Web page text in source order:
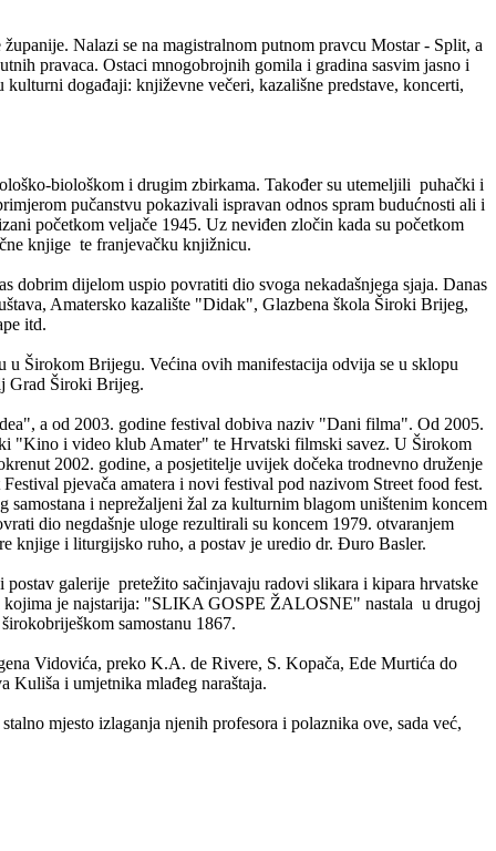
Nalazi se na magistralnom putnom pravcu Mostar - Split, a
pravaca. Ostaci mnogobrojnih gomila i gradina sasvim jasno i
događaji: književne večeri, kazališne predstave, koncerti,
biološkom i drugim zbirkama. Također su utemeljili puhački i
pučanstvu pokazivali ispravan odnos spram budućnosti ali i
početkom veljače 1945. Uz neviđen zločin kada su početkom
knjige te franjevačku knjižnicu.
dijelom uspio povratiti dio svoga nekadašnjega sjaja. Danas
Amatersko kazalište "Didak", Glazbena škola Široki Brijeg,
itd.
Širokom Brijegu. Većina ovih manifestacija odvija se u sklopu
Grad Široki Brijeg.
a od 2003. godine festival dobiva naziv "Dani filma". Od 2005.
"Kino i video klub Amater" te Hrvatski filmski savez. U Širokom
2002. godine, a posjetitelje uvijek dočeka trodnevno druženje
pjevača amatera i novi festival pod nazivom Street food fest.
i neprežaljeni žal za kulturnim blagom uništenim koncem
dio negdašnje uloge rezultirali su koncem 1979. otvaranjem
knjige i liturgijsko ruho, a postav je uredio dr. Đuro Basler.
galerije pretežito sačinjavaju radovi slikara i kipara hrvatske
kojima je najstarija: "SLIKA GOSPE ŽALOSNE" nastala u drugoj
samostanu 1867.
Vidovića, preko K.A. de Rivere, S. Kopača, Ede Murtića do
Kuliša i umjetnika mlađeg naraštaja.
mjesto izlaganja njenih profesora i polaznika ove, sada već,